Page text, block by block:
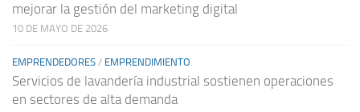
mejorar la gestión del marketing digital
10 DE MAYO DE 2026
EMPRENDEDORES / EMPRENDIMIENTO
Servicios de lavandería industrial sostienen operaciones
en sectores de alta demanda